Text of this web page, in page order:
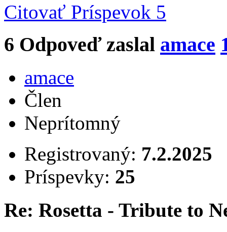
Citovať Príspevok 5
6 Odpoveď zaslal amace
amace
Člen
Neprítomný
Registrovaný: 7.2.2025
Príspevky: 25
Re: Rosetta - Tribute to